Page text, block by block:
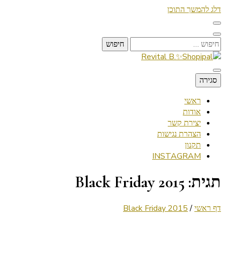
דלג להמשך התוכן
חיפוש:
Revital B.✨Shopipal
Lifestyle ✦ Beauty ✦ Vegan ✦ Travel
סגירה
ראשי
אודות
יצירת קשר
הצהרת נגישות
תקנון
INSTAGRAM
תגית: Black Friday 2015
דף ראשי/
Black Friday 2015